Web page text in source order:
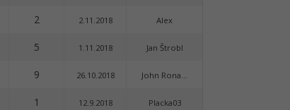
2 2.11.2018 Alex
5 1.11.2018 Jan Štrobl
9 26.10.2018 John Rona...
1 12.9.2018 Placka03